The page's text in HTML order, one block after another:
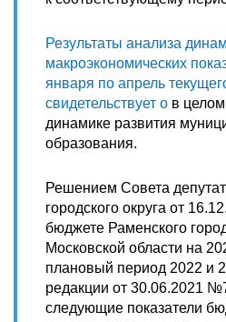
Результаты анализа
макроэкономических
января по апрель
свидетельствует о в
динамике развития
образования.
Решением Совета
городского округа от
бюджете Раменского
Московской области на
плановый период 2022 и
редакции от 30.06.2021
следующие показатели